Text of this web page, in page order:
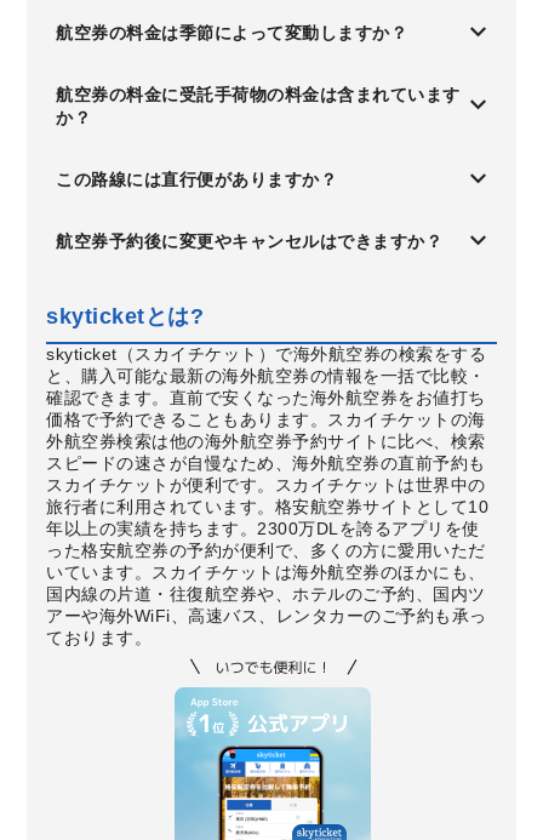
航空券の料金は季節によって変動しますか？
航空券の料金に受託手荷物の料金は含まれています
か？
この路線には直行便がありますか？
航空券予約後に変更やキャンセルはできますか？
skyticketとは?
skyticket（スカイチケット）で海外航空券の検索をする
と、購入可能な最新の海外航空券の情報を一括で比較・
確認できます。直前で安くなった海外航空券をお値打ち
価格で予約できることもあります。スカイチケットの海
外航空券検索は他の海外航空券予約サイトに比べ、検索
スピードの速さが自慢なため、海外航空券の直前予約も
スカイチケットが便利です。スカイチケットは世界中の
旅行者に利用されています。格安航空券サイトとして10
年以上の実績を持ちます。2300万DLを誇るアプリを使
った格安航空券の予約が便利で、多くの方に愛用いただ
いています。スカイチケットは海外航空券のほかにも、
国内線の片道・往復航空券や、ホテルのご予約、国内ツ
アーや海外WiFi、高速バス、レンタカーのご予約も承っ
ております。